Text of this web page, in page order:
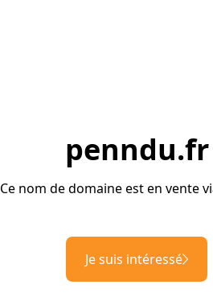
penndu.fr
Ce nom de domaine est en vente
Je suis intéressé